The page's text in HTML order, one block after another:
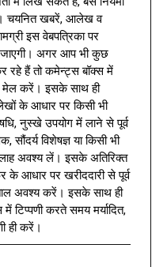
चयनित खबरें, आलेख व
इस वेबपत्रिका पर
जाएगी। अगर आप भी कुछ
रहे हैं तो कमेन्ट्स बॉक्स में
मेल करें। इसके साथ ही
के आधार पर किसी भी
नुस्खे उपयोग में लाने से पूर्व
सौंदर्य विशेषज्ञ या किसी भी
अवश्य लें। इसके अतिरिक्त
के आधार पर खरीददारी से पूर्व
अवश्य करें। इसके साथ ही
टिप्पणी करते समय मर्यादित,
ही करें।